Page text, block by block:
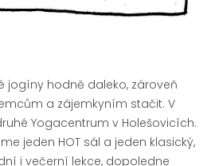
jogíny hodně daleko, zároveň
a zájemkyním stačit. V
Yogacentrum v Holešovicích.
jeden HOT sál a jeden klasický,
i večerní lekce, dopoledne